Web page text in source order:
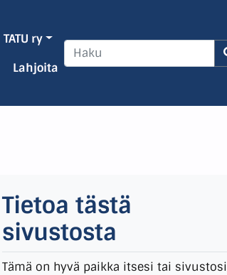
TATU ry
Lahjoita
Tietoa tästä
sivustosta
Tämä on hyvä paikka itsesi tai sivustosi